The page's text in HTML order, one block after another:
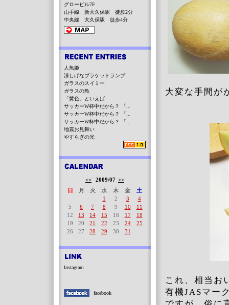
大変な手間が
これ、相当お
有機JASマー
グロービル7F
山手線 新大久保駅 徒歩2分
中央線 大久保駅 徒歩4分
人魚姫
涼しげなブラケットランプ
ガラスのスイミー
ガラスの魚
「黄色」といえば
サッカーW杯中だから？ 「...
サッカーW杯中だから？ 「...
サッカーW杯中だから？ 「...
地震お見舞い
やすらぎの光
<< 2009/07 >>
日
月 火 水 木 金
土
1
2 3
4
5
6 7 8 9 10
11
12
13 14 15 16 17
18
19
20 21 22 23 24
25
26
27 28 29 30 31
Instagram
facebook